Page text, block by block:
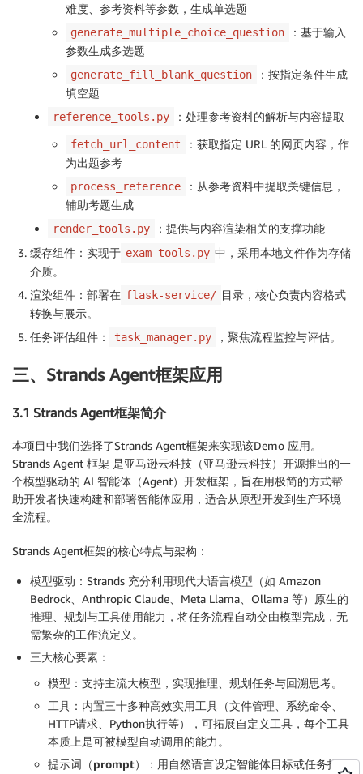
难度、参考资料等参数，生成单选题
generate_multiple_choice_question
：基于输入
参数生成多选题
generate_fill_blank_question
：按指定条件生成
填空题
reference_tools.py ：处理参考资料的解析与内容提取
fetch_url_content
：获取指定 URL 的网页内容，作
为出题参考
process_reference
：从参考资料中提取关键信息，
辅助考题生成
render_tools.py
：提供与内容渲染相关的支撑功能
缓存组件：实现于 exam_tools.py 中，采用本地文件作为存储
介质。
渲染组件：部署在 flask-service/ 目录，核心负责内容格式
转换与展示。
任务评估组件：
task_manager.py ，聚焦流程监控与评估。
三、Strands Agent框架应用
3.1 Strands Agent框架简介
本项目中我们选择了Strands Agent框架来实现该Demo 应用。
Strands Agent 框架 是亚马逊云科技（亚马逊云科技）开源推出的一
个模型驱动的 AI 智能体（Agent）开发框架，旨在用极简的方式帮
助开发者快速构建和部署智能体应用，适合从原型开发到生产环境
全流程。
Strands Agent框架的核心特点与架构：
模型驱动 ：Strands 充分利用现代大语言模型（如 Amazon
Bedrock、Anthropic Claude、Meta Llama、Ollama 等）原生的
推理、规划与工具使用能力，将任务流程自动交由模型完成，无
需繁杂的工作流定义。
三大核心要素 ：
模型 ：支持主流大模型，实现推理、规划任务与回溯思考。
工具 ：内置三十多种高效实用工具（文件管理、系统命令、
HTTP请求、Python执行等），可拓展自定义工具，每个工具
本质上是可被模型自动调用的能力。
提示词（prompt） ：用自然语言设定智能体目标或任务指